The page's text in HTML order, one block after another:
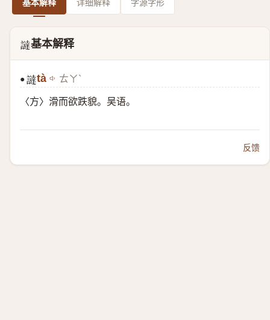
𧬻基本解释
● 𧬻 tà ㄊㄚˋ
〈方〉滑而欲跌貌。吴语。
反馈